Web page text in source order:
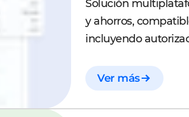
Solución
y ahorros,
incluyendo
Ver más